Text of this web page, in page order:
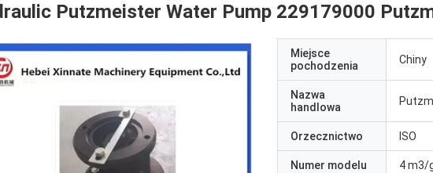
Putzmeister Water Pump 229179000
Miejsce
pochodzenia
Chiny
Nazwa
handlowa
Orzecznictwo ISO
Numer modelu 4 m3/